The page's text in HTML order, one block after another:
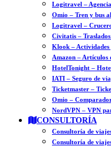
Logitravel –
Omio – Tren y bus
Logitravel –
Civitatis –
Klook – Actividades
Amazon – Artículos
HotelTonight –
IATI – Seguro de
Ticketmaster –
Omio –
NordVPN – VPN
CONSULTORÍA
Consultoría de
Consultoría de